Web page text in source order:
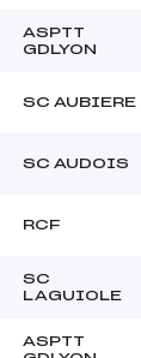
ASPTT
GDLYON
SC AUBIERE
SC AUDOIS
RCF
SC
LAGUIOLE
ASPTT